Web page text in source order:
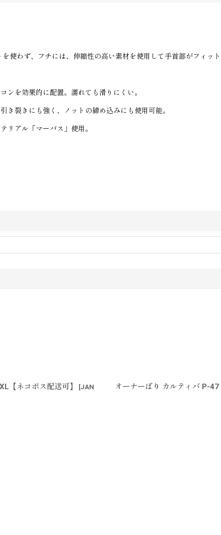
使わず、フチには、伸縮性の高い素材を使用して手首部がフィット
ンを効果的に配置。濡れても滑りにくい。
き裂きにも強く、ノットの締め込みにも使用可能。
リアル「マーバス」使用。
【ネコポス配送可】 [JAN
オーナーばり カルティバ P-